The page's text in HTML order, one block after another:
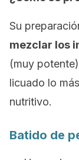
Su
mezclar los
(muy
licuado lo
nutritivo.
Batido de